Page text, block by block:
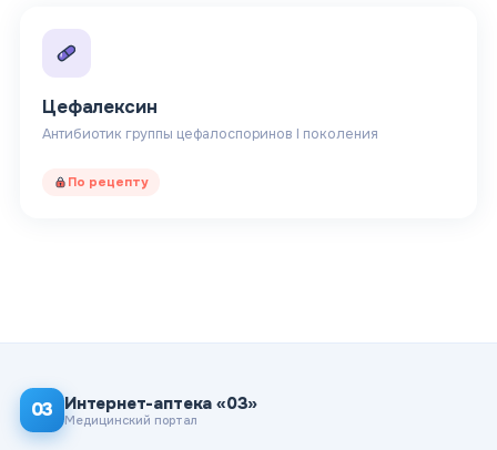
Цефалексин
Антибиотик группы цефалоспоринов I поколения
По рецепту
03 Интернет-аптека «03»
Медицинский портал